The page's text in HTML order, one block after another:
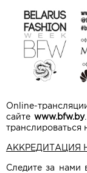
Оnline-
сайте www.bfw.by
транслироваться
АККРЕДИТАЦИЯ
Следите за нами